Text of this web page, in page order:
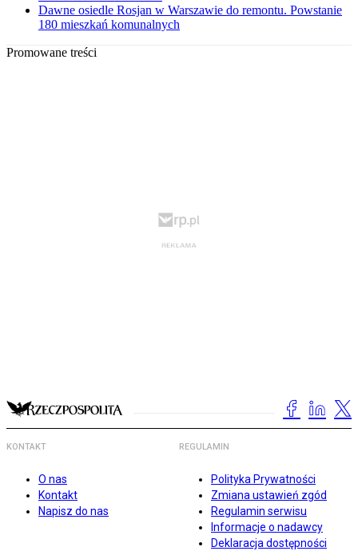
Dawne osiedle Rosjan w Warszawie do remontu. Powstanie
180 mieszkań komunalnych
Promowane treści
KONTAKT
O nas
Kontakt
Napisz do nas
REGULAMIN
Polityka Prywatności
Zmiana ustawień zgód
Regulamin serwisu
Informacje o nadawcy
Deklaracja dostępności